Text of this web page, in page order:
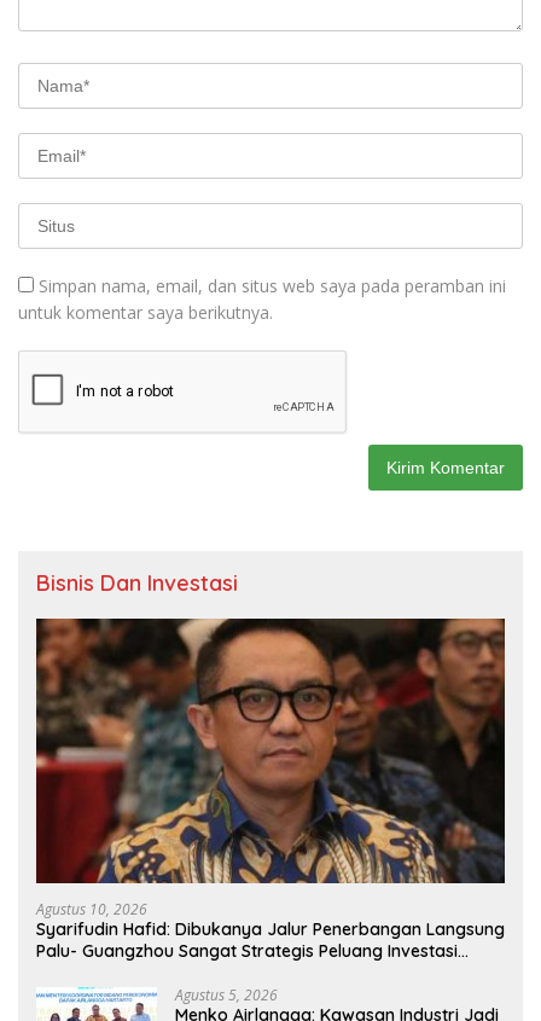
Simpan nama, email, dan situs web saya pada peramban ini
untuk komentar saya berikutnya.
Bisnis Dan Investasi
Agustus 10, 2026
Syarifudin Hafid: Dibukanya Jalur Penerbangan Langsung
Palu- Guangzhou Sangat Strategis Peluang Investasi
Agustus 5, 2026
Menko Airlangga: Kawasan Industri Jadi